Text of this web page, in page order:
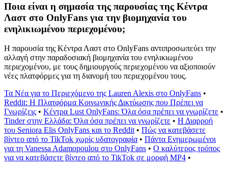
Ποια είναι η σημασία της παρουσίας της Κέντρα
Λαστ στο OnlyFans για την βιομηχανία του
ενηλικιωμένου περιεχομένου;
Η παρουσία της Κέντρα Λαστ στο OnlyFans αντιπροσωπεύει την
αλλαγή στην παραδοσιακή βιομηχανία του ενηλικιωμένου
περιεχομένου, με τους δημιουργούς περιεχομένου να αξιοποιούν
νέες πλατφόρμες για τη διανομή του περιεχομένου τους.
Τα Νέα για το Περιεχόμενο της Lauren Alexis στο OnlyFans •
Reddit: Η Πλατφόρμα Κοινωνικής Δικτύωσης που Πρέπει να
Γνωρίζεις • Κέντρα Lust OnlyFans: Όλα όσα πρέπει να γνωρίζετε •
Tinder στην Ελλάδα: Όλα όσα πρέπει να γνωρίζετε • Η Διαρροή
του Seniora Elis OnlyFans και το Reddit • Πώς να κατεβάσετε
βίντεο από το TikTok χωρίς υδατογραφία • Πάντα Ενημερωμένοι
για τη Vanessa Adamopoulou στο OnlyFans • Ο καλύτερος τρόπος
για να κατεβάσετε βίντεο από το TikTok σε μορφή MP4 •